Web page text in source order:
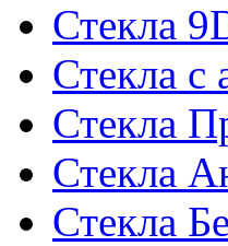
Стекла
Стекла с
Стекла
Стекла
Стекла